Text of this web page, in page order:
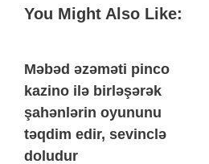
You Might Also Like:
Məbəd əzəməti pinco
kazino ilə birləşərək
şahənlərin oyununu
təqdim edir, sevinclə
doludur